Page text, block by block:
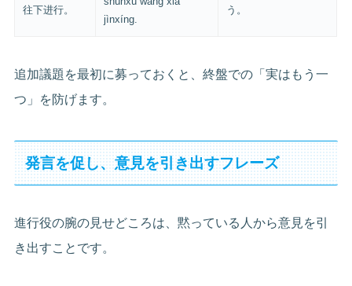
往下进行。
jìnxíng.
う。
追加議題を最初に募っておくと、終盤での「実はもう一
つ」を防げます。
発言を促し、意見を引き出すフレーズ
進行役の腕の見せどころは、黙っている人から意見を引
き出すことです。